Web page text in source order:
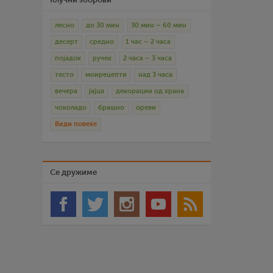
лесно до 30 мин 30 мин – 60 мин
десерт средно 1 час – 2 часа
појадок ручек 2 часа – 3 часа
тесто моирецепти над 3 часа
вечера јајца декорации од храна
чоколадо брашно ореви
Види повеќе
Се дружиме